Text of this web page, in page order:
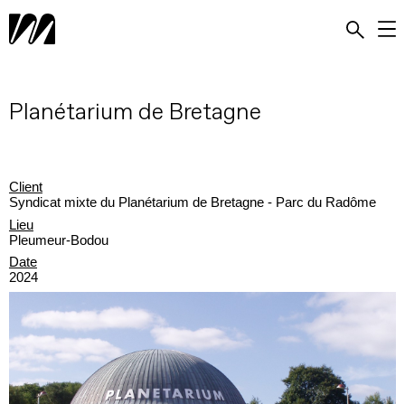
Planétarium de Bretagne
Client
Syndicat mixte du Planétarium de Bretagne - Parc du Radôme
Lieu
Pleumeur-Bodou
Date
2024